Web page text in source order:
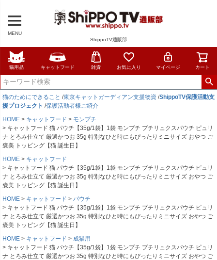
MENU
ShippoTV通販部
猫用品 キャットフード 雑貨 お気に入り マイページ カート
猫のためにできること /東京キャットガーディアン支援物資 /ShippoTV保護活動支
援プロジェクト /保護活動者様ご紹介
HOME
キャットフード
モンプチ
キャットフード 猫 パウチ【35g/1袋】1袋 モンプチ プチリュクスパウチ ピュリ
ナ とろみ仕立て 厳選かつお 35g 特別なひと時にもぴったりミニサイズ おやつ ご
褒美 トッピング【猫 誕生日】
HOME
キャットフード
キャットフード 猫 パウチ【35g/1袋】1袋 モンプチ プチリュクスパウチ ピュリ
ナ とろみ仕立て 厳選かつお 35g 特別なひと時にもぴったりミニサイズ おやつ ご
褒美 トッピング【猫 誕生日】
HOME
キャットフード
パウチ
キャットフード 猫 パウチ【35g/1袋】1袋 モンプチ プチリュクスパウチ ピュリ
ナ とろみ仕立て 厳選かつお 35g 特別なひと時にもぴったりミニサイズ おやつ ご
褒美 トッピング【猫 誕生日】
HOME
キャットフード
成猫用
キャットフード 猫 パウチ【35g/1袋】1袋 モンプチ プチリュクスパウチ ピュリ
ナ とろみ仕立て 厳選かつお 35g 特別なひと時にもぴったりミニサイズ おやつ ご